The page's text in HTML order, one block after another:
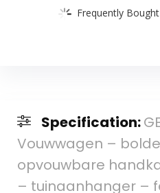
Frequently
Specification:
Vouwwagen –
opvouwbare
– tuinaanhanger –